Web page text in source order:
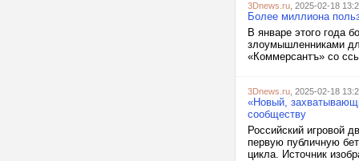
3Dnews.ru , 2025-02-18
Более миллиона
В январе этого года
злоумышленниками
«Коммерсантъ» со
3Dnews.ru , 2025-02-18
«Новый,
сообществу
Российский игровой
первую публичную
цикла. Источник